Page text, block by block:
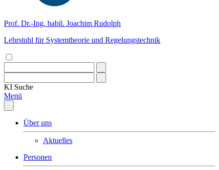
Prof. Dr.-Ing. habil. Joachim Rudolph
Lehrstuhl für Systemtheorie und Regelungstechnik
KI Suche
Menü
Über uns
Aktuelles
Personen